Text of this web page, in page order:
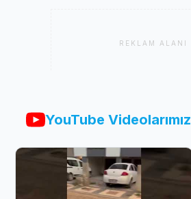
REKLAM ALANI
YouTube Videolarımız